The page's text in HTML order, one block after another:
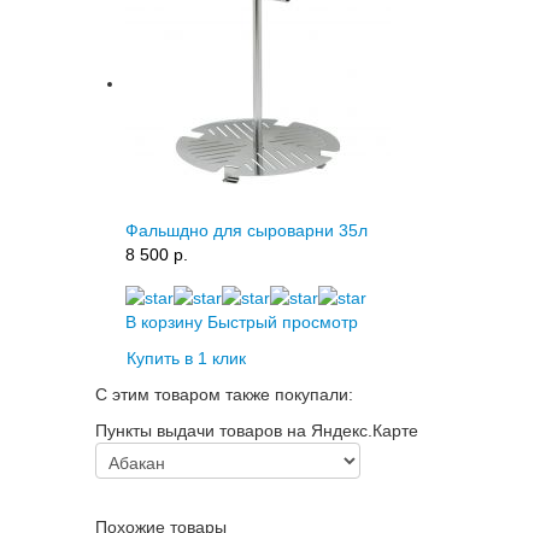
Фальшдно для сыроварни 35л
8 500 p.
В корзину Быстрый просмотр
Купить в 1 клик
С этим товаром также покупали:
Пункты выдачи товаров на Яндекс.Карте
Похожие товары